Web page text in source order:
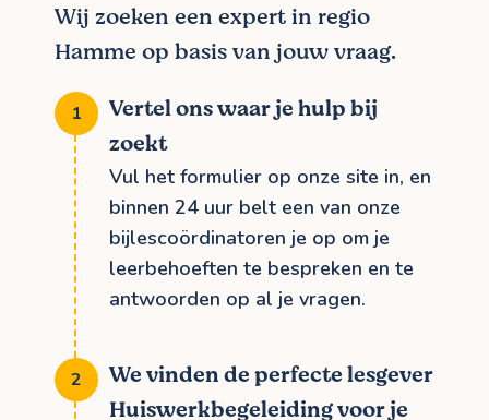
Wij zoeken een expert in regio
Hamme op basis van jouw vraag.
Vertel ons waar je hulp bij
zoekt
Vul het formulier op onze site in, en
binnen 24 uur belt een van onze
bijlescoördinatoren je op om je
leerbehoeften te bespreken en te
antwoorden op al je vragen.
We vinden de perfecte lesgever
Huiswerkbegeleiding voor je